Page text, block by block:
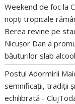
Weekend de foc la
nopți tropicale
Berea revine pe
Nicușor Dan a
băuturilor slab
Postul Adormirii
semnificații, tradiții
echilibrată -